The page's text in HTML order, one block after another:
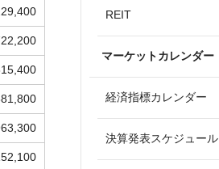
REIT
マーケットカレンダー
経済指標カレンダー
決算発表スケジュール